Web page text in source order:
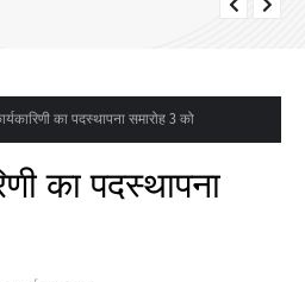
का पदस्थापना समारोह 3 को
का पदस्थापना